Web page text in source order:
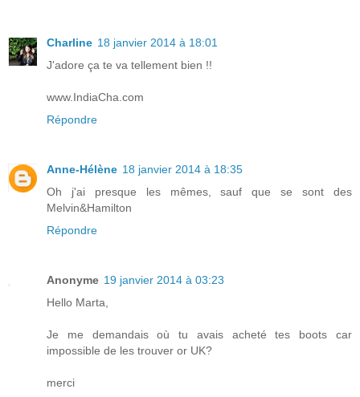
Charline 18 janvier 2014 à 18:01
J'adore ça te va tellement bien !!
www.IndiaCha.com
Répondre
Anne-Hélène 18 janvier 2014 à 18:35
Oh j'ai presque les mêmes, sauf que se sont des
Melvin&Hamilton
Répondre
Anonyme 19 janvier 2014 à 03:23
Hello Marta,
Je me demandais où tu avais acheté tes boots car
impossible de les trouver or UK?
merci